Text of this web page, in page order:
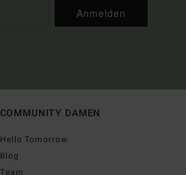
Anmelden
COMMUNITY DAMEN
Hello Tomorrow
Blog
Team